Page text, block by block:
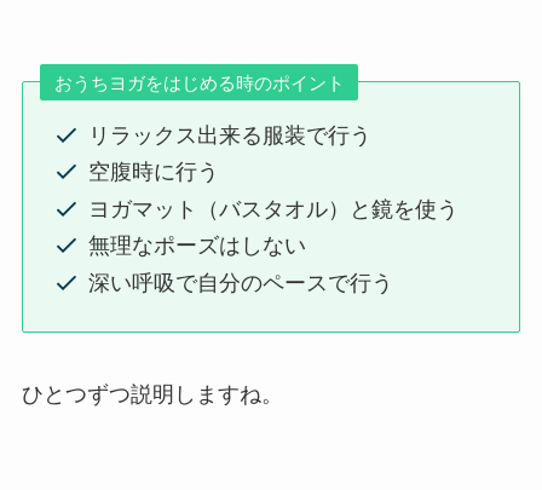
おうちヨガをはじめる時のポイント
リラックス出来る服装で行う
空腹時に行う
ヨガマット（バスタオル）と鏡を使う
無理なポーズはしない
深い呼吸で自分のペースで行う
ひとつずつ説明しますね。